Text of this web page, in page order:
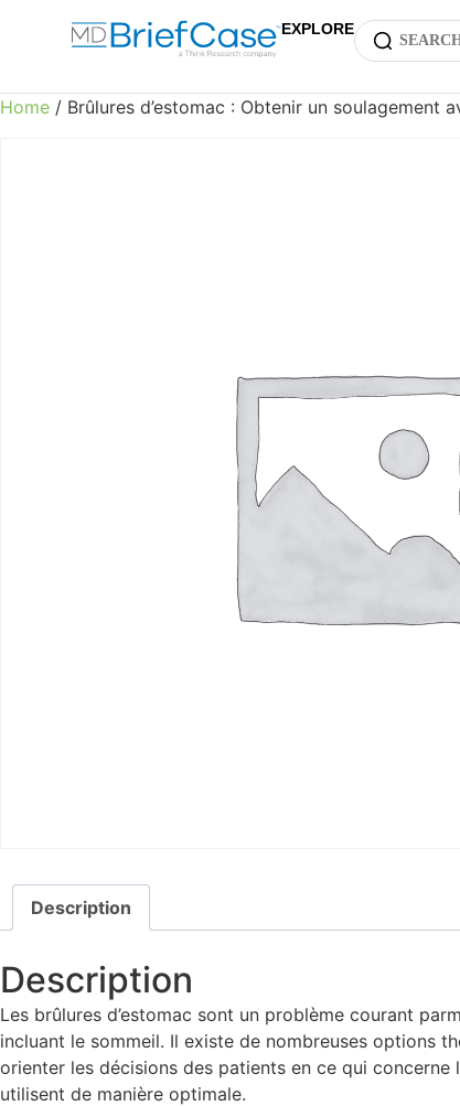
EXPLORE
Home / Brûlures d’estomac : Obtenir un
Description
Description
Les brûlures d’estomac sont un problème courant
incluant le sommeil. Il existe de nombreuses options
orienter les décisions des patients en ce qui
utilisent de manière optimale.